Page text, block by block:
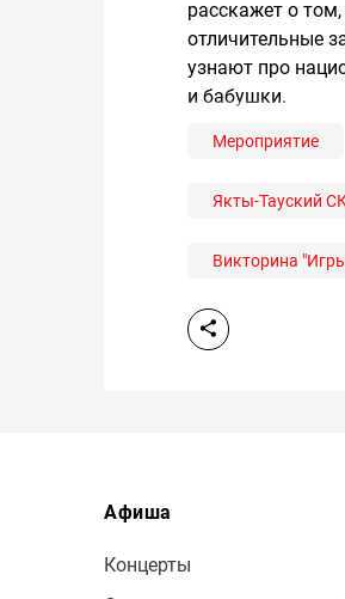
расскажет о
отличительные
узнают про
и бабушки.
Мероприятие
Якты-Тауский
Викторина
Афиша
Концерты